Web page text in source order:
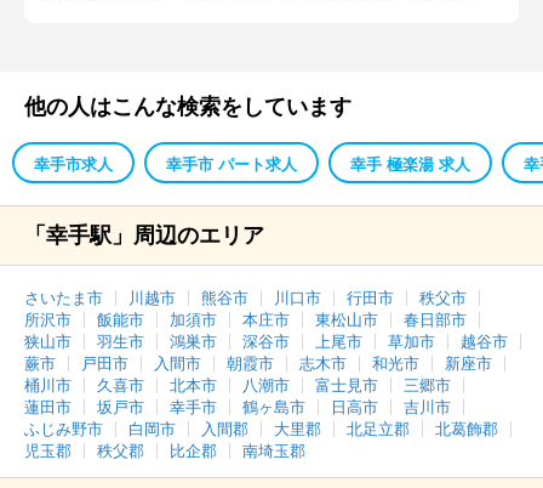
他の人はこんな検索をしています
幸手市求人 幸手市 パート求人 幸手 極楽湯 求人 幸
「幸手駅」周辺のエリア
さいたま市 川越市 熊谷市 川口市 行田市
秩父市
所沢市
飯能市 加須市 本庄市 東松山市
春日部市
狭山市
羽生市 鴻巣市 深谷市 上尾市 草加市
越谷市
蕨市
戸田市 入間市 朝霞市 志木市 和光市
新座市
桶川市
久喜市 北本市 八潮市 富士見市
三郷市
蓮田市
坂戸市 幸手市 鶴ヶ島市 日高市
吉川市
ふじみ野市
白岡市 入間郡 大里郡 北足立郡
北葛飾郡
児玉郡
秩父郡 比企郡 南埼玉郡